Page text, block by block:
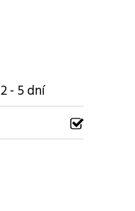
- 5 dní